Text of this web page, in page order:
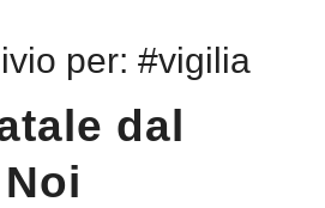
per:#vigilia
dal